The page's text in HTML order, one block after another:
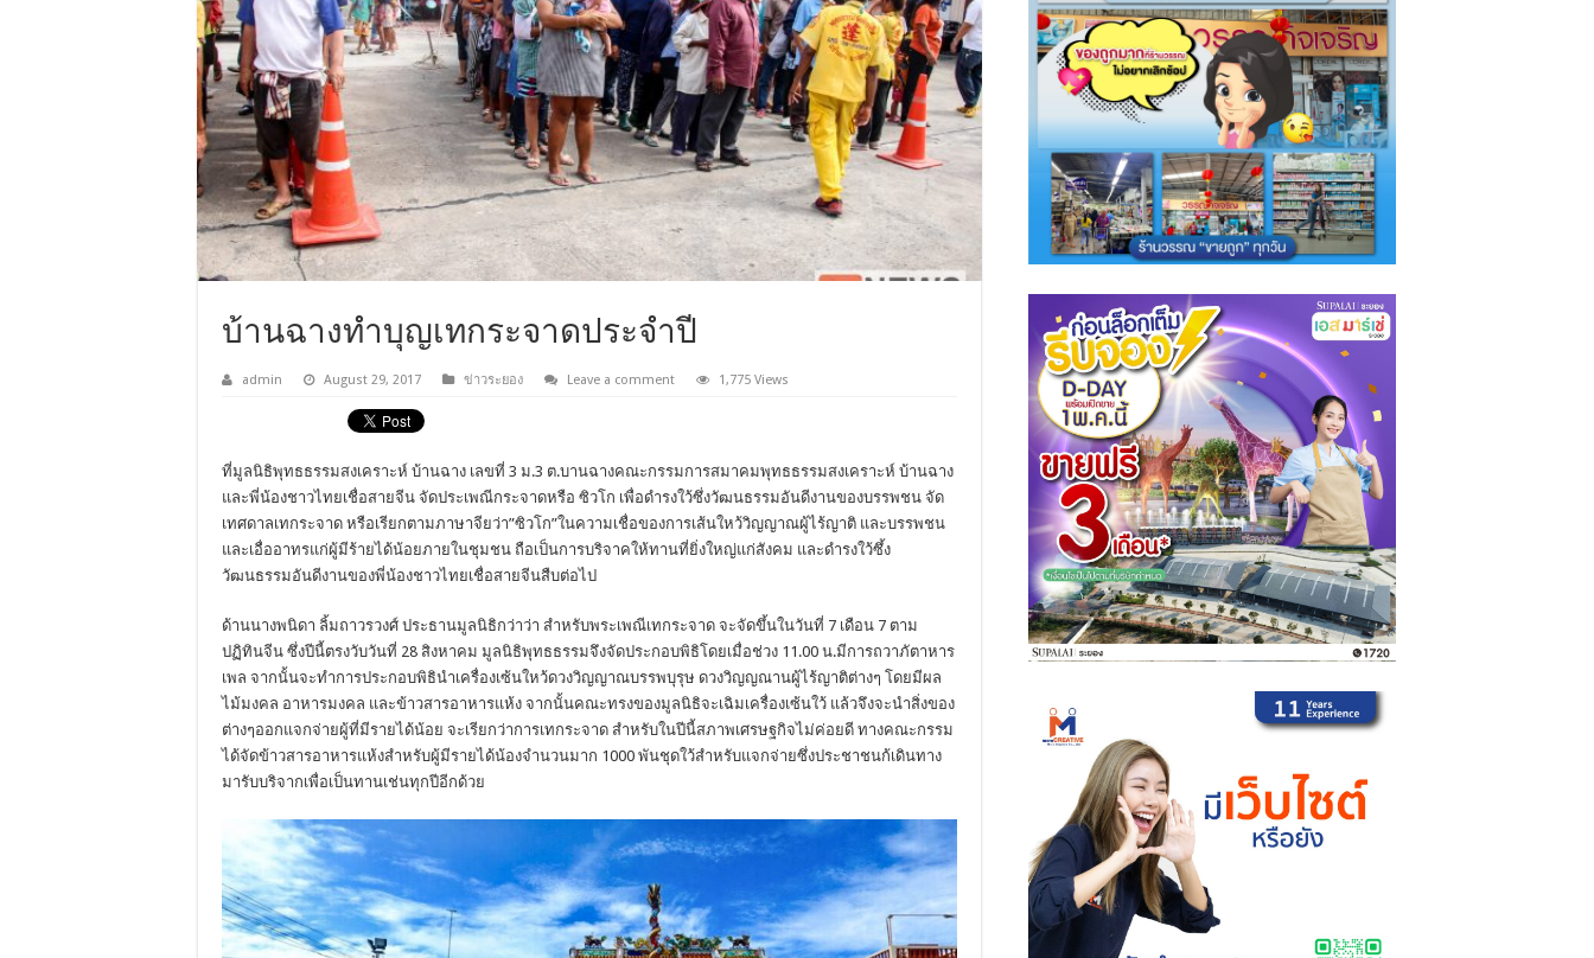
บ้านฉางทำบุญเทกระจาดประจำปี
admin August 29, 2017 ข่าวระยอง Leave a comment 1,775 Views
ที่มูลนิธิพุทธธรรมสงเคราะห์ บ้านฉาง เลขที่ 3 ม.3 ต.บานฉางคณะกรรมการสมาคมพุทธธรรมสงเคราะห์ บ้านฉาง
และพี่น้องชาวไทยเชื่อสายจีน จัดประเพณีกระจาดหรือ ซิวโก เพื่อดำรงใว้ซึ่งวัฒนธรรมอันดีงานของบรรพชน จัด
เทศดาลเทกระจาด หรือเรียกตามภาษาจียว่า”ซิวโก”ในความเชื่อของการเส้นใหว้วิญญาณผู้ไร้ญาติ และบรรพชน
และเอื่ออาทรแก่ผู้มีร้ายได้น้อยภายในชุมชน ถือเป็นการบริจาคให้ทานที่ยิ่งใหญ่แก่สังคม และดำรงใว้ซึ้ง
วัฒนธรรมอันดีงานของพี่น้องชาวไทยเชื่อสายจีนสืบต่อไป
ด้านนางพนิดา ลิ้มถาวรวงศ์ ประธานมูลนิธิกว่าว่า สำหรับพระเพณีเทกระจาด จะจัดขึ้นในวันที่ 7 เดือน 7 ตาม
ปฏิทินจีน ซึ่งปีนี้ตรงวับวันที่ 28 สิงหาคม มูลนิธิพุทธธรรมจึงจัดประกอบพิธิโดยเมื่อช่วง 11.00 น.มีการถวาภัตาหาร
เพล จากนั้นจะทำการประกอบพิธินำเครื่องเซ้นใหว้ดวงวิญญาณบรรพบุรุษ ดวงวิญญณานผู้ไร้ญาติต่างๆ โดยมีผล
ไม้มงคล อาหารมงคล และข้าวสารอาหารแห้ง จากนั้นคณะทรงของมูลนิธิจะเฉิมเครื่องเซ้นใว้ แล้วจึงจะนำสิ่งของ
ต่างๆออกแจกจ่ายผู้ที่มีรายได้น้อย จะเรียกว่าการเทกระจาด สำหรับในปีนี้สภาพเศรษฐกิจไม่ค่อยดี ทางคณะกรรม
ได้จัดข้าวสารอาหารแห้งสำหรับผู้มีรายได้น้องจำนวนมาก 1000 พันชุดใว้สำหรับแจกจ่ายซึ่งประชาชนก้เดินทาง
มารับบริจากเพื่อเป็นทานเช่นทุกปีอีกด้วย